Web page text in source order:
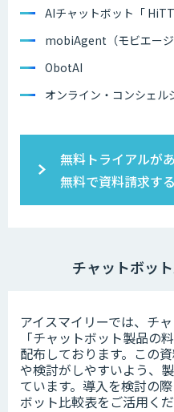
AIチャットボット「
mobiAgent（モビエージ
ObotAI
オンライン・コンシェル
無料トライアルが
無料で資料請求する
チャットボッ
アイスマイリーでは、チ
「チャットボット製品の
配布しております。この
や検討がしやすいよう、
ています。導入を検討の
ボット比較表をご活用くだ